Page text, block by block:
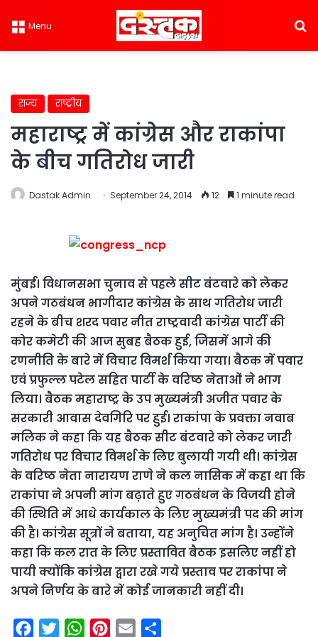
Menu
राज्य राष्ट्रीय
महाराष्ट्र में कांग्रेस और राकांपा
के बीच गतिरोध जारी
Dastak Admin September 24, 2014 12 1 minute read
मुंबई। विधानसभा चुनाव से पहले सीट बंटवारे को लेकर
अपने गठबंधन भागीदार कांग्रेस के साथ गतिरोध जारी
रहने के बीच शरद पवार नीत राष्ट्रवादी कांग्रेस पार्टी की
कोर कमेटी की आज सुबह बैठक हुई, जिसमें आगे की
रणनीति के बारे में विचार विमर्श किया गया। बैठक में पवार
एवं प्रफुल्ल पटेल सहित पार्टी के वरिष्ठ नेताओं ने भाग
लिया। बैठक महाराष्ट्र के उप मुख्यमंत्री अजीत पवार के
सरकारी आवास देवगिरि पर हुई। राकांपा के प्रवक्ता नवाब
मलिक ने कहा कि यह बैठक सीट बंटवारे को लेकर जारी
गतिरोध पर विचार विमर्श के लिए बुलायी गयी थी। कांग्रेस
के वरिष्ठ नेता नारायण राणे ने कल नासिक में कहा था कि
राकांपा ने अपनी मांग बढ़ाते हुए गठबंधन के विजयी होने
की स्थिति में आधे कार्यकाल के लिए मुख्यमंत्री पद की मांग
की है। कांग्रेस सूत्रों ने बताया, यह अनुचित मांग है। उन्होंने
कहा कि कल रात के लिए प्रस्तावित बैठक इसलिए नहीं हो
पायी क्योंकि कांग्रेस द्वारा रखे गये प्रस्ताव पर राकांपा ने
अपने निर्णय के बारे में कोई जानकारी नहीं दी।
W